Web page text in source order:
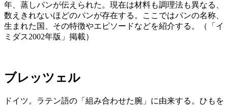
年、蒸しパンが伝えられた。現在は材料も調理法も異なる、
数えきれないほどのパンが存在する。ここではパンの名称、
生まれた国、その特徴やエピソードなどを紹介する。（「イ
ミダス2002年版」掲載）
ブレッツェル
ドイツ。ラテン語の「組み合わせた腕」に由来する。ひもを